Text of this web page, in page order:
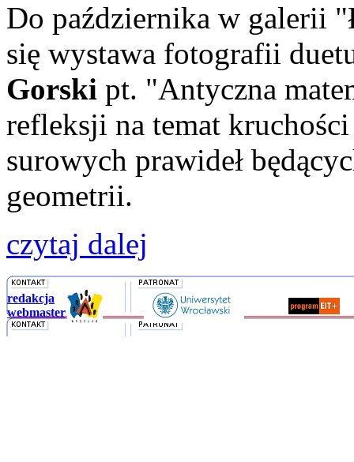
Do października w galerii
się wystawa fotografii
Gorski pt. "Antyczna
refleksji na temat
surowych prawideł
geometrii.
czytaj dalej
redakcja
webmaster